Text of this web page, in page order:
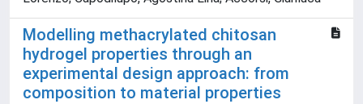
Modelling methacrylated chitosan
hydrogel properties through an
experimental design approach: from
composition to material properties